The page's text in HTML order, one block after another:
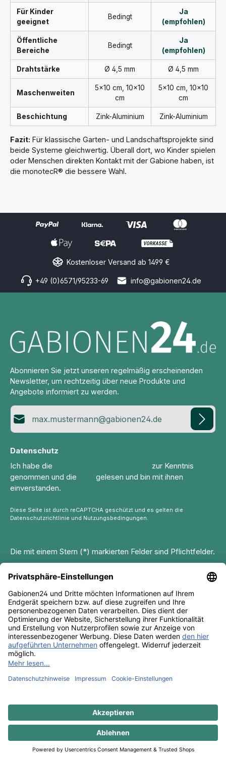
Für Kinder
geeignet
Bedingt
Ja
(empfohlen)
Öffentliche
Bereiche
Bedingt
Ja
(empfohlen)
Drahtstärke Ø 4,5 mm Ø 4,5 mm
Maschenweiten
5×10 cm, 10×10
cm
5×10 cm, 10×10
cm
Beschichtung Zink-Aluminium Zink-Aluminium
Fazit: Für klassische Garten- und Landschaftsprojekte sind
beide Systeme gleichwertig. Überall dort, wo Kinder spielen
oder Menschen direkten Kontakt mit der Gabione haben, ist
die monotecR® die bessere Wahl.
Kostenloser Versand ab 1499 €
+49 (0)6571/95233-69 info@gabionen24.de
Abonnieren Sie jetzt unseren regelmäßig erscheinenden
Newsletter, um rechtzeitig über neue Produkte und
Angebote informiert zu werden.
E-Mail-Adresse*
Datenschutz
Ich habe die
zur Kenntnis
genommen und die
gelesen und bin mit ihnen
einverstanden.
Diese Seite ist durch reCAPTCHA geschützt und es gelten die
Datenschutzrichtlinie und Nutzungsbedingungen.
Die mit einem Stern (*) markierten Felder sind Pflichtfelder.
Service-Hotline
06571 95233 69
Mo–Do 8–17 Uhr, Fr 8–14 Uhr